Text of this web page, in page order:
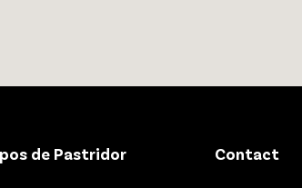
de Pastridor Contact